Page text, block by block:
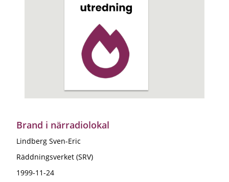
Brand i närradiolokal
Lindberg Sven-Eric
Räddningsverket (SRV)
1999-11-24